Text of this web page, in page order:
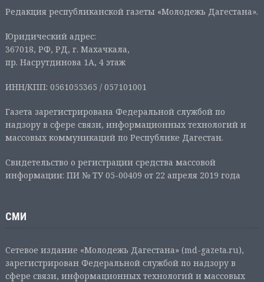
Редакция республиканской газеты «Молодежь Дагестана».
Юридический адрес:
367018, РФ, РД, г. Махачкала,
пр. Насрутдинова 1А, 4 этаж
ИНН/КПП: 0561055365 / 057101001
Газета зарегистрирована Федеральной службой по
надзору в сфере связи, информационных технологий и
массовых коммуникаций по Республике Дагестан.
Свидетельство о регистрации средства массовой
информации: ПИ № ТУ 05-00409 от 22 апреля 2019 года
СМИ
Сетевое издание «Молодежь Дагестана» (md-gazeta.ru),
зарегистрирован Федеральной службой по надзору в
сфере связи, информационных технологий и массовых